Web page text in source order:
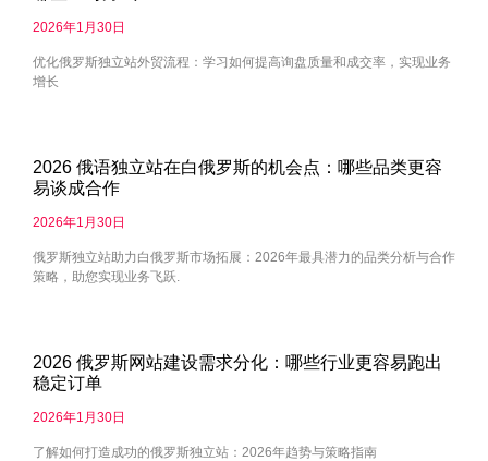
2026年1月30日
优化俄罗斯独立站外贸流程：学习如何提高询盘质量和成交率，实现业务
增长
2026 俄语独立站在白俄罗斯的机会点：哪些品类更容
易谈成合作
2026年1月30日
俄罗斯独立站助力白俄罗斯市场拓展：2026年最具潜力的品类分析与合作
策略，助您实现业务飞跃.
2026 俄罗斯网站建设需求分化：哪些行业更容易跑出
稳定订单
2026年1月30日
了解如何打造成功的俄罗斯独立站：2026年趋势与策略指南